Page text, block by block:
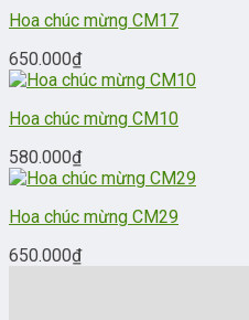
Hoa chúc mừng CM17
650.000₫
Hoa chúc mừng CM10
580.000₫
Hoa chúc mừng CM29
650.000₫